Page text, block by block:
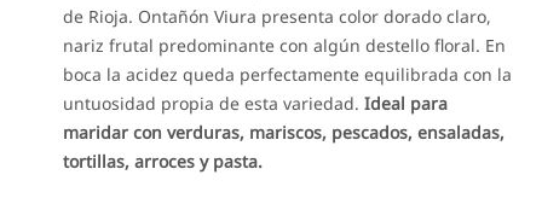
de Rioja. Ontañón Viura presenta color dorado claro,
nariz frutal predominante con algún destello floral. En
boca la acidez queda perfectamente equilibrada con la
untuosidad propia de esta variedad.Ideal para
maridar con verduras, mariscos, pescados, ensaladas,
tortillas, arroces y pasta.